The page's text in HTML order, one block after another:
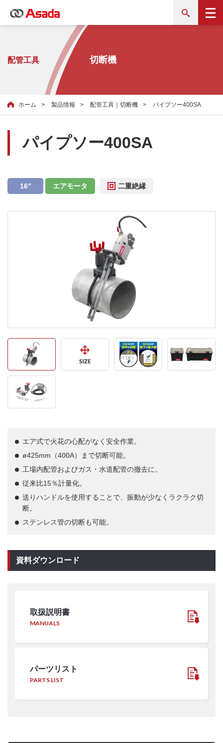
配管工具 切断機
ホーム 製品情報 配管工具｜切断機 パイプソー400SA
パイプソー400SA
16" エアモータ 二重絶縁
エア式で火花の心配がなく安全作業。
ø425mm（400A）まで切断可能。
工場内配管およびガス・水道配管の撤去に。
従来比15％計量化。
送りハンドルを使用することで、振動が少なくラクラク切
断。
ステンレス管の切断も可能。
資料ダウンロード
取扱説明書
MANUALS
パーツリスト
PARTS LIST